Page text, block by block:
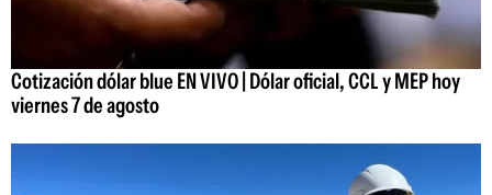
Cotización dólar blue EN VIVO | Dólar oficial, CCL y MEP hoy
viernes 7 de agosto